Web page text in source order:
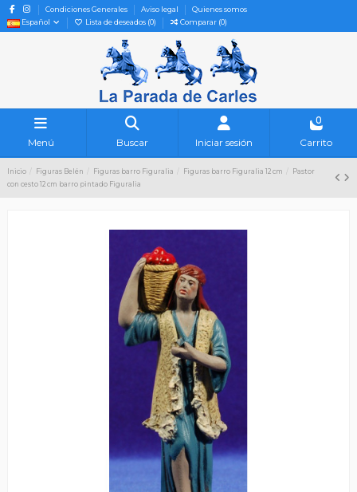
Condiciones Generales Aviso legal
Quienes somos
Español
Lista de deseados (0) Comparar (0)
Menú Buscar Iniciar sesión
0
Carrito
Inicio Figuras Belén Figuras barro Figuralia Figuras barro Figuralia 12 cm
Pastor
con cesto 12 cm barro pintado Figuralia